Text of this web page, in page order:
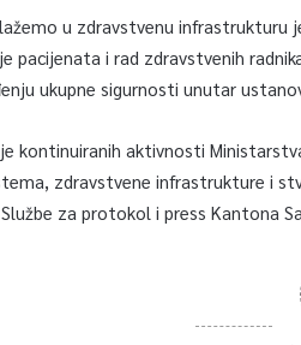
u zdravstvenu infrastrukturu
pacijenata i rad zdravstvenih
ukupne sigurnosti unutar
kontinuiranih aktivnosti
zdravstvene infrastrukture i
za protokol i press Kantona